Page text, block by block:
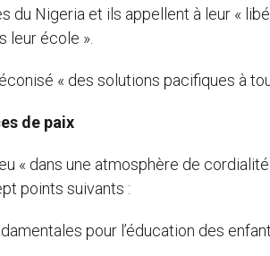
du Nigeria et ils appellent à leur «
leur école ».
« des solutions pacifiques à
de paix
« dans une atmosphère de
points suivants :
pour l’éducation des